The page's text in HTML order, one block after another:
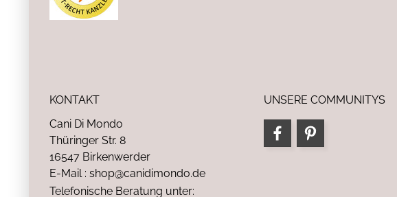
KONTAKT
Cani Di Mondo
Thüringer Str. 8
16547 Birkenwerder
E-Mail : shop@canidimondo.de
Telefonische Beratung unter:
UNSERE COMMUNITYS